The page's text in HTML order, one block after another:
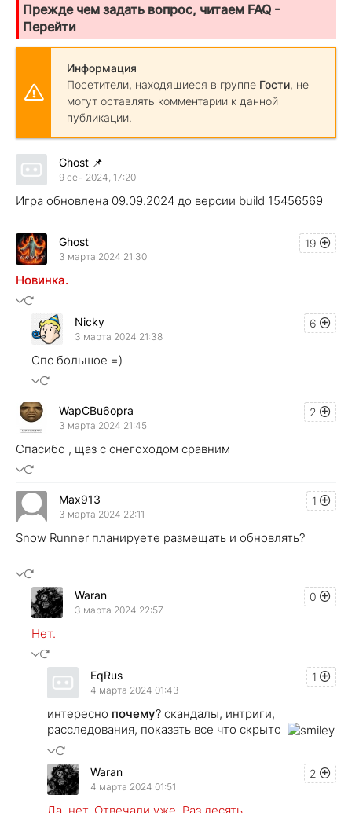
Прежде чем задать вопрос, читаем FAQ -
Перейти
Информация
Посетители, находящиеся в группе Гости, не
могут оставлять комментарии к данной
публикации.
Ghost 📌
9 сен 2024, 17:20
Игра обновлена 09.09.2024 до версии build 15456569
19
Ghost
3 марта 2024 21:30
Новинка.
6
Nicky
3 марта 2024 21:38
Спс большое =)
2
WapCBu6opra
3 марта 2024 21:45
Спасибо , щаз с снегоходом сравним
1
Max913
3 марта 2024 22:11
Snow Runner планируете размещать и обновлять?
0
Waran
3 марта 2024 22:57
Нет.
1
EqRus
4 марта 2024 01:43
интересно почему? скандалы, интриги,
расследования, показать все что скрыто
2
Waran
4 марта 2024 01:51
Да, нет. Отвечали уже. Раз десять.